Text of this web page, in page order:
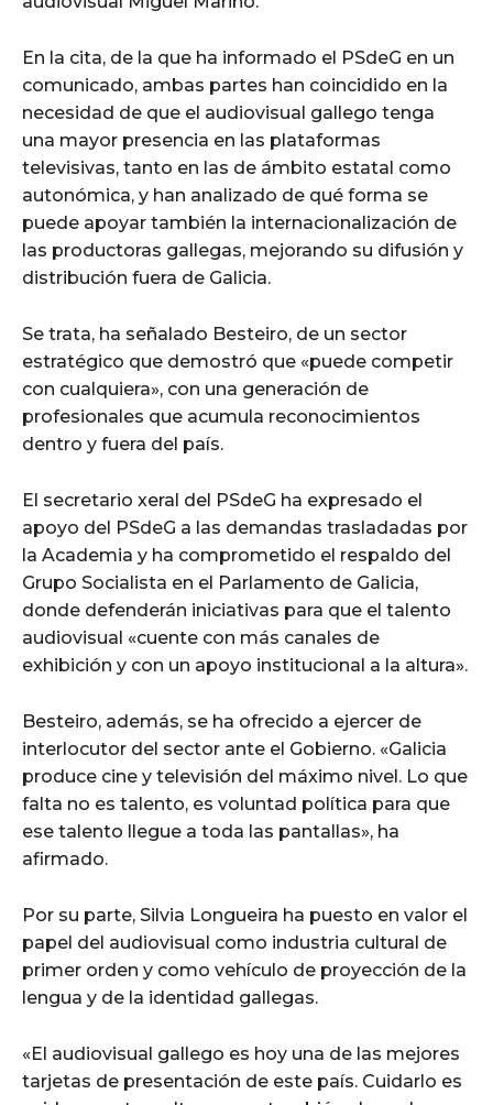
En la cita, de la que ha informado el PSdeG en un
comunicado, ambas partes han coincidido en la
necesidad de que el audiovisual gallego tenga
una mayor presencia en las plataformas
televisivas, tanto en las de ámbito estatal como
autonómica, y han analizado de qué forma se
puede apoyar también la internacionalización de
las productoras gallegas, mejorando su difusión y
distribución fuera de Galicia.
Se trata, ha señalado Besteiro, de un sector
estratégico que demostró que «puede competir
con cualquiera», con una generación de
profesionales que acumula reconocimientos
dentro y fuera del país.
El secretario xeral del PSdeG ha expresado el
apoyo del PSdeG a las demandas trasladadas por
la Academia y ha comprometido el respaldo del
Grupo Socialista en el Parlamento de Galicia,
donde defenderán iniciativas para que el talento
audiovisual «cuente con más canales de
exhibición y con un apoyo institucional a la altura».
Besteiro, además, se ha ofrecido a ejercer de
interlocutor del sector ante el Gobierno. «Galicia
produce cine y televisión del máximo nivel. Lo que
falta no es talento, es voluntad política para que
ese talento llegue a toda las pantallas», ha
afirmado.
Por su parte, Silvia Longueira ha puesto en valor el
papel del audiovisual como industria cultural de
primer orden y como vehículo de proyección de la
lengua y de la identidad gallegas.
«El audiovisual gallego es hoy una de las mejores
tarjetas de presentación de este país. Cuidarlo es